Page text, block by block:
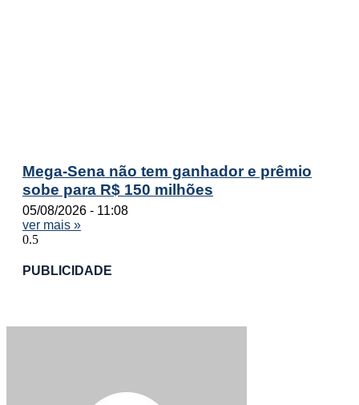
Mega-Sena não tem ganhador e prêmio
sobe para R$ 150 milhões
05/08/2026
11:08
ver mais »
PUBLICIDADE